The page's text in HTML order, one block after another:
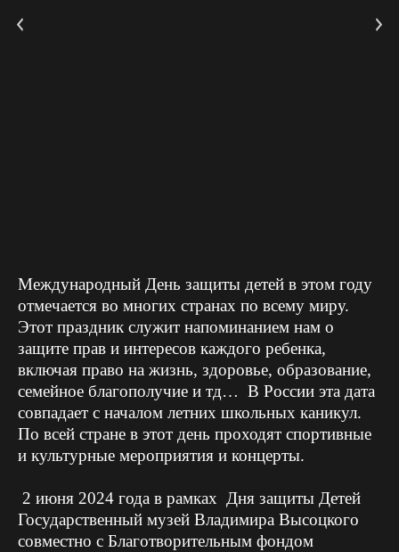
Международный День защиты детей в этом году
отмечается во многих странах по всему миру.
Этот праздник служит напоминанием нам о
защите прав и интересов каждого ребенка,
включая право на жизнь, здоровье, образование,
семейное благополучие и тд… В России эта дата
совпадает с началом летних школьных каникул.
По всей стране в этот день проходят спортивные
и культурные мероприятия и концерты.
2 июня 2024 года в рамках Дня защиты Детей
Государственный музей Владимира Высоцкого
совместно с Благотворительным фондом